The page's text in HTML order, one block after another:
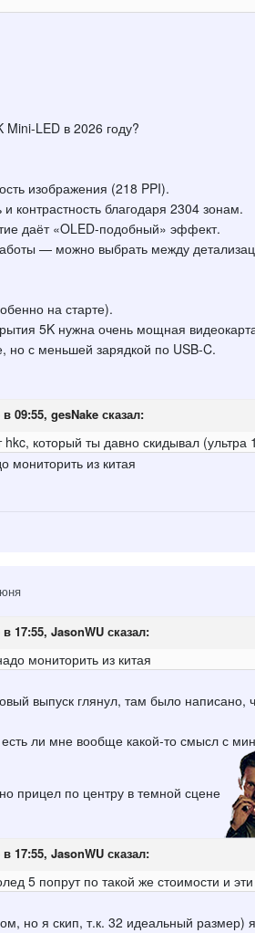
Mini-LED в 2026 году?
изображения (218 PPI).
контрастность благодаря 2304 зонам.
даёт «OLED-подобный» эффект.
— можно выбрать между
на старте).
5K нужна очень мощная
но с меньшей зарядкой по USB-C.
09:55, gesNakeсказал:
hkc, который ты давно скидывал
мониторить из китая
17:55, JasonWUсказал:
мониторить из китая
выпуск глянул, там было написано,
ли мне вообще какой-то смысл с
прицел по центру в темной сцене
17:55, JasonWUсказал:
5 попрутпо такой же стоимости и
но я скип, т.к. 32 идеальный размер)